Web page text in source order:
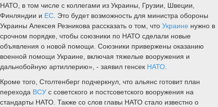
НАТО, в том числе с коллегами из Украины, Грузии, Швеции,
Финляндии и ЕС. Это будет возможность для министра обороны
Украины Алексея Резникова рассказать о том, что Украине нужно в
срочном порядке, чтобы союзники по НАТО сделали новые
объявления о новой помощи. Союзники привержены оказанию
военной помощи Украине, включая тяжелые вооружения и
дальнобойную артиллерию», - заявил генсек НАТО.
Кроме того, Столтенберг подчеркнул, что альянс готовит план
перехода ВСУ с советского и постсоветского вооружения на
стандарты НАТО. Также со слов главы НАТО стало известно о